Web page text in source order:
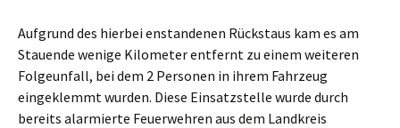
Aufgrund des hierbei enstandenen Rückstaus kam es am
Stauende wenige Kilometer entfernt zu einem weiteren
Folgeunfall, bei dem 2 Personen in ihrem Fahrzeug
eingeklemmt wurden. Diese Einsatzstelle wurde durch
bereits alarmierte Feuerwehren aus dem Landkreis